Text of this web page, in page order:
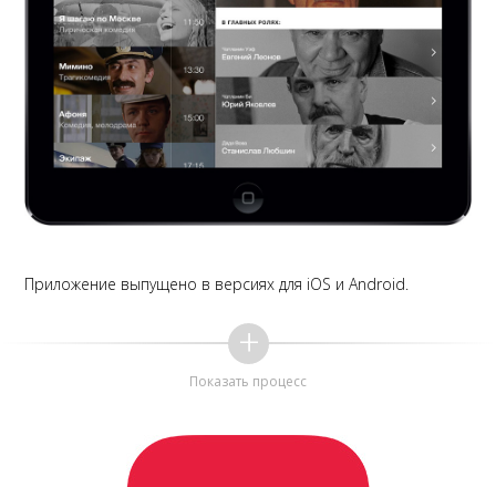
Приложение выпущено в версиях для iOS и Android.
Показать процесс